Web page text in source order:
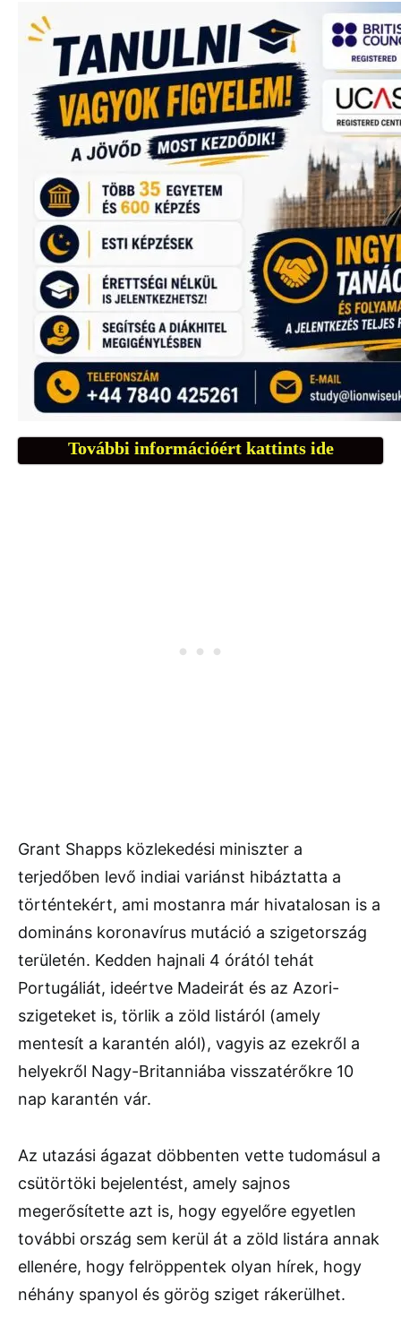
További információért kattints ide
Grant Shapps közlekedési miniszter a
terjedőben levő indiai variánst hibáztatta a
történtekért, ami mostanra már hivatalosan is a
domináns koronavírus mutáció a szigetország
területén. Kedden hajnali 4 órától tehát
Portugáliát, ideértve Madeirát és az Azori-
szigeteket is, törlik a zöld listáról (amely
mentesít a karantén alól), vagyis az ezekről a
helyekről Nagy-Britanniába visszatérőkre 10
nap karantén vár.
Az utazási ágazat döbbenten vette tudomásul a
csütörtöki bejelentést, amely sajnos
megerősítette azt is, hogy egyelőre egyetlen
további ország sem kerül át a zöld listára annak
ellenére, hogy felröppentek olyan hírek, hogy
néhány spanyol és görög sziget rákerülhet.